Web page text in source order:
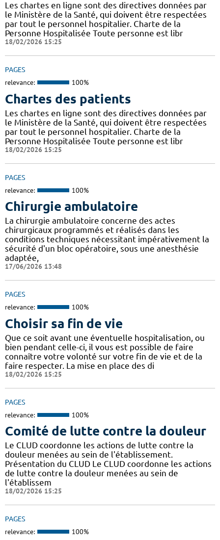
Les chartes en ligne sont des directives données par
le Ministère de la Santé, qui doivent être respectées
par tout le personnel hospitalier. Charte de la
Personne Hospitalisée Toute personne est libr
18/02/2026 15:25
PAGES
relevance: 100%
Chartes des patients
Les chartes en ligne sont des directives données par
le Ministère de la Santé, qui doivent être respectées
par tout le personnel hospitalier. Charte de la
Personne Hospitalisée Toute personne est libr
18/02/2026 15:25
PAGES
relevance: 100%
Chirurgie ambulatoire
La chirurgie ambulatoire concerne des actes
chirurgicaux programmés et réalisés dans les
conditions techniques nécessitant impérativement la
sécurité d'un bloc opératoire, sous une anesthésie
adaptée,
17/06/2026 13:48
PAGES
relevance: 100%
Choisir sa fin de vie
Que ce soit avant une éventuelle hospitalisation, ou
bien pendant celle-ci, il vous est possible de faire
connaître votre volonté sur votre fin de vie et de la
faire respecter. La mise en place des di
18/02/2026 15:25
PAGES
relevance: 100%
Comité de lutte contre la douleur
Le CLUD coordonne les actions de lutte contre la
douleur menées au sein de l'établissement.
Présentation du CLUD Le CLUD coordonne les actions
de lutte contre la douleur menées au sein de
l'établissem
18/02/2026 15:25
PAGES
relevance: 100%